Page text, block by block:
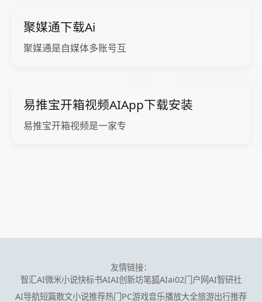
聚媒通下载Ai
聚媒通是自媒体多账号互
易推宝开箱视频AIApp下载安装
易推宝开箱视频是一家专
友情链接：
智汇AI微米小说快标书AIAI创新坊笔狐AIai02门户网AI智研社
AI导航短篇散文小说推荐热门PC游戏音乐播放大全旅游出行推荐